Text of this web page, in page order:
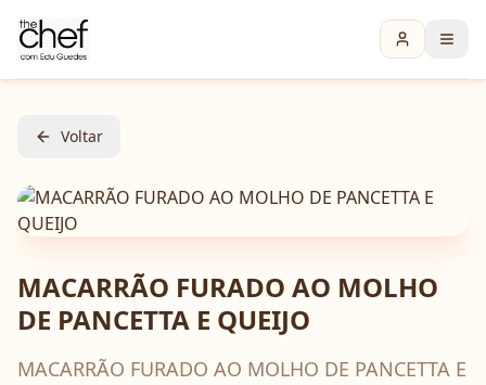
Voltar
MACARRÃO FURADO AO MOLHO
DE PANCETTA E QUEIJO
MACARRÃO FURADO AO MOLHO DE PANCETTA E